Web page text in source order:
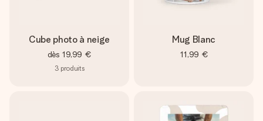
Cube photo à neige
dès 19,99 €
3 produits
Mug Blanc
11,99 €